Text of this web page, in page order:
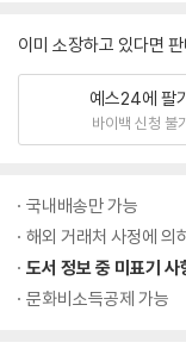
이미 소장하고 있다면
예스24에 팔
바이백 신청 불
국내배송만 가능
해외 거래처 사정에 의
도서 정보 중 미표기 사
문화비소득공제 가능